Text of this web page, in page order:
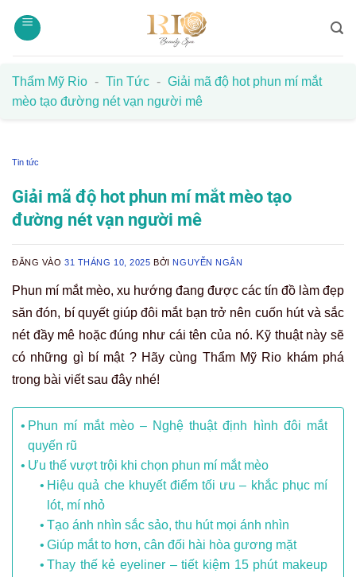
qua
Thẩm Mỹ Rio - Tin Tức - Giải mã độ hot phun mí mắt
mèo tạo đường nét vạn người mê
Tin tức
Giải mã độ hot phun mí mắt mèo tạo
đường nét vạn người mê
ĐĂNG VÀO31 THÁNG 10, 2025 BỞI NGUYỄN NGÂN
Phun mí mắt mèo, xu hướng đang được các tín đồ làm đẹp
săn đón, bí quyết giúp đôi mắt bạn trở nên cuốn hút và sắc
nét đầy mê hoặc đúng như cái tên của nó. Kỹ thuật này sẽ
có những gì bí mật ? Hãy cùng Thẩm Mỹ Rio khám phá
trong bài viết sau đây nhé!
Phun mí mắt mèo – Nghệ thuật định hình đôi mắt
quyến rũ
Ưu thế vượt trội khi chọn phun mí mắt mèo
Hiệu quả che khuyết điểm tối ưu – khắc phục mí
lót, mí nhỏ
Tạo ánh nhìn sắc sảo, thu hút mọi ánh nhìn
Giúp mắt to hơn, cân đối hài hòa gương mặt
Thay thế kẻ eyeliner – tiết kiệm 15 phút makeup